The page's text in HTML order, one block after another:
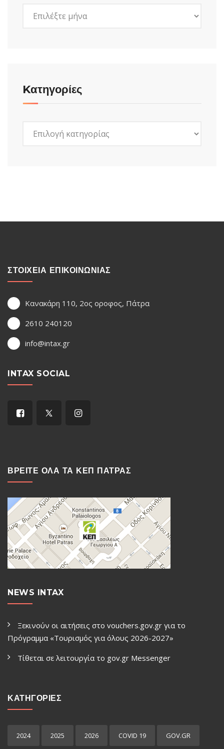
Kατηγορίες
ΣΤΟΙΧΕΙΑ ΕΠΙΚΟΙΝΩΝΙΑΣ
Κανακάρη 110, 2ος οροφος, Πάτρα
2610 240120
info@intax.gr
INTAX SOCIAL
ΒΡΕΙΤΕ ΟΛΑ ΤΑ ΚΕΠ ΠΑΤΡΑΣ
NEWS INTAX
Ξεκινούν οι αιτήσεις στο vouchers.gov.gr για το
Πρόγραμμα «Τουρισμός για όλους 2026-2027»
Τίθεται σε λειτουργία το gov.gr Μessenger
ΚΑΤΗΓΟΡΙΕΣ
2024 2025 2026 COVID 19 GOV.GR